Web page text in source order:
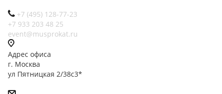
+7 (495) 128-77-23
+7 933 203 48 25
event@musprokat.ru
Адрес офиса
г. Москва
ул Пятницкая 2/38с3*